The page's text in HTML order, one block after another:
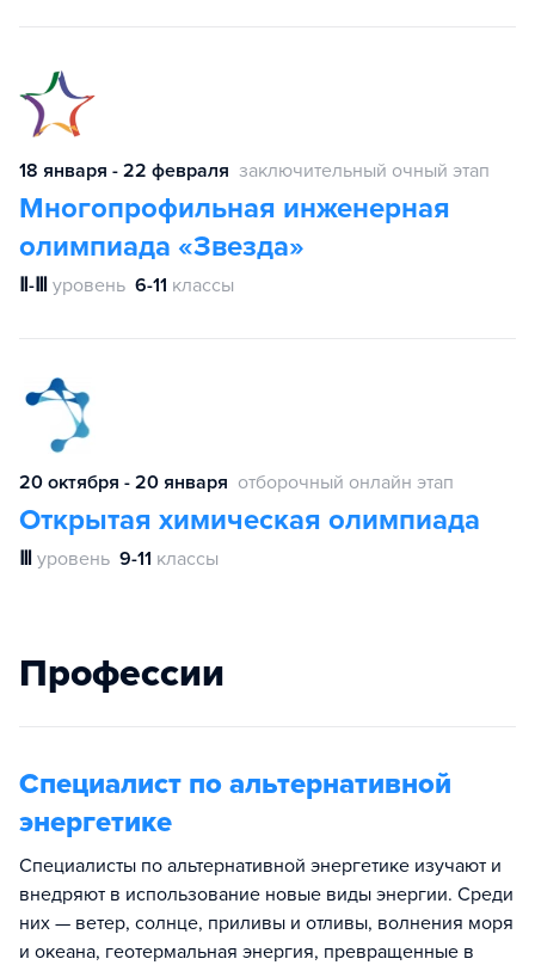
18 января - 22 февраля заключительный очный этап
Многопрофильная инженерная
олимпиада «Звезда»
Ⅱ-Ⅲ уровень 6-11 классы
20 октября - 20 января отборочный онлайн этап
Открытая химическая олимпиада
Ⅲ уровень 9-11 классы
Профессии
Специалист по альтернативной
энергетике
Специалисты по альтернативной энергетике изучают и
внедряют в использование новые виды энергии. Среди
них — ветер, солнце, приливы и отливы, волнения моря
и океана, геотермальная энергия, превращенные в